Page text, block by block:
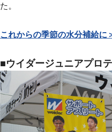
た。
これからの季節の水分補給に
■ウイダージュニアプロ